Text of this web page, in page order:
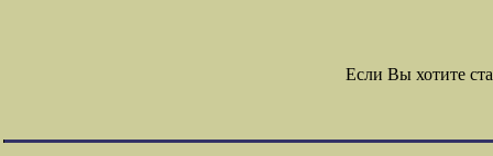
Если Вы хотите